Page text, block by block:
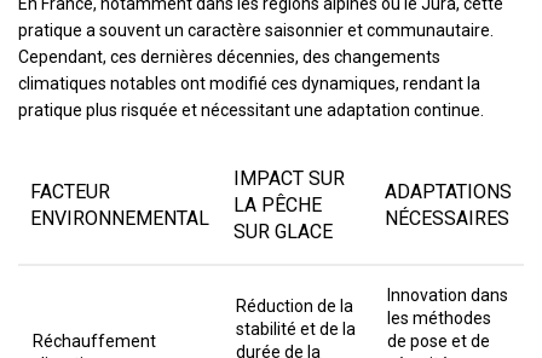
pratique a souvent un caractère saisonnier et communautaire.
Cependant, ces dernières décennies, des changements
climatiques notables ont modifié ces dynamiques, rendant la
pratique plus risquée et nécessitant une adaptation continue.
FACTEUR
ENVIRONNEMENTAL
IMPACT SUR
LA PÊCHE
SUR GLACE
ADAPTATIONS
NÉCESSAIRES
Réchauffement
Réduction de la
stabilité et de la
durée de la
Innovation dans
les méthodes
de pose et de